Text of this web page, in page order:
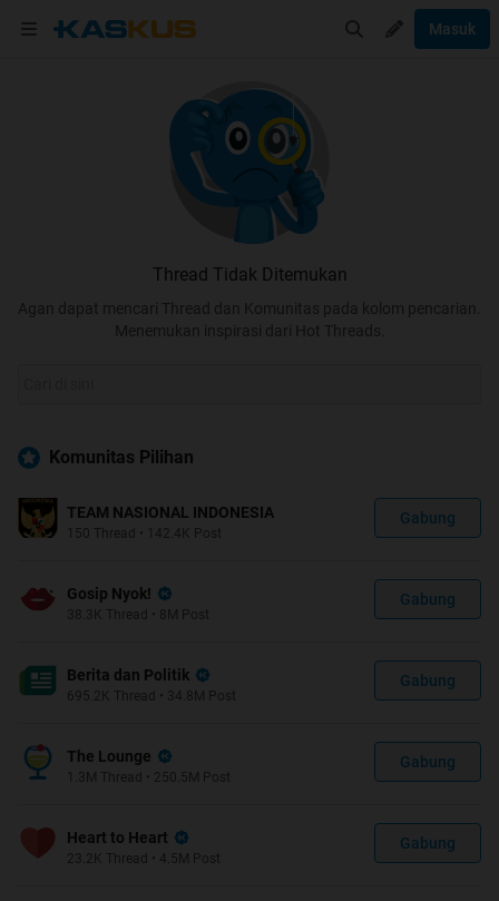
Masuk
Thread Tidak Ditemukan
Agan dapat mencari Thread dan Komunitas pada kolom pencarian.
Menemukan inspirasi dari Hot Threads.
Komunitas Pilihan
TEAM NASIONAL INDONESIA
150 Thread • 142.4K Post
Gabung
Gosip Nyok!
38.3K Thread • 8M Post
Gabung
Berita dan Politik
695.2K Thread • 34.8M Post
Gabung
The Lounge
1.3M Thread • 250.5M Post
Gabung
Heart to Heart
23.2K Thread • 4.5M Post
Gabung